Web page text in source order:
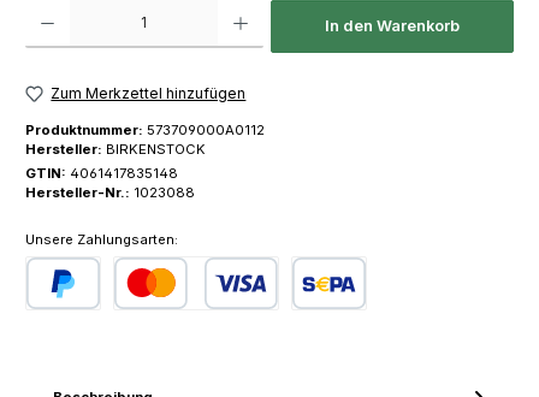
In den Warenkorb
Zum Merkzettel hinzufügen
Produktnummer: 573709000A0112
Hersteller: BIRKENSTOCK
GTIN: 4061417835148
Hersteller-Nr.: 1023088
Unsere Zahlungsarten: